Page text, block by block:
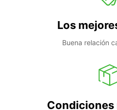
Los
Buena relación
Condiciones